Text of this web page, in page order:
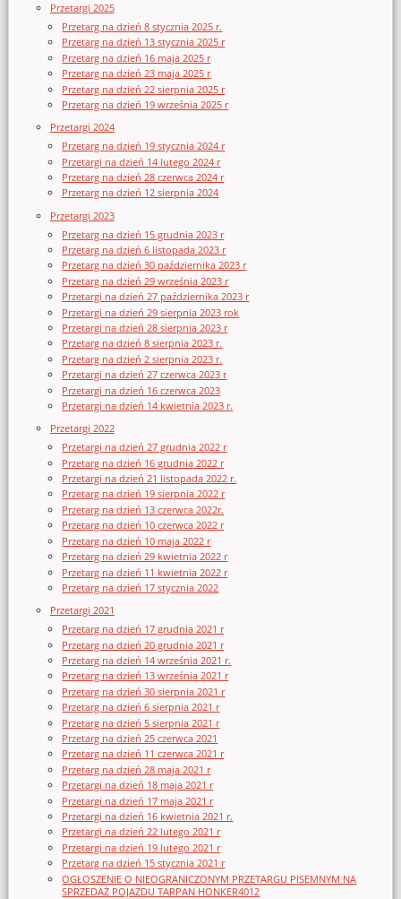
Przetargi 2025
Przetarg na dzień 8 stycznia 2025 r.
Przetarg na dzień 13 stycznia 2025 r
Przetarg na dzień 16 maja 2025 r
Przetarg na dzień 23 maja 2025 r
Przetarg na dzień 22 sierpnia 2025 r
Przetarg na dzień 19 września 2025 r
Przetargi 2024
Przetarg na dzień 19 stycznia 2024 r
Przetargi na dzień 14 lutego 2024 r
Przetarg na dzień 28 czerwca 2024 r
Przetarg na dzień 12 sierpnia 2024
Przetargi 2023
Przetarg na dzień 15 grudnia 2023 r
Przetarg na dzień 6 listopada 2023 r
Przetarg na dzień 30 października 2023 r
Przetarg na dzień 29 września 2023 r
Przetargi na dzień 27 października 2023 r
Przetargi na dzień 29 sierpnia 2023 rok
Przetargi na dzień 28 sierpnia 2023 r
Przetarg na dzień 8 sierpnia 2023 r.
Przetarg na dzień 2 sierpnia 2023 r.
Przetargi na dzień 27 czerwca 2023 r
Przetargi na dzień 16 czerwca 2023
Przetargi na dzień 14 kwietnia 2023 r.
Przetargi 2022
Przetargi na dzień 27 grudnia 2022 r
Przetarg na dzień 16 grudnia 2022 r
Przetargi na dzień 21 listopada 2022 r.
Przetarg na dzień 19 sierpnia 2022 r
Przetarg na dzień 13 czerwca 2022r.
Przetarg na dzień 10 czerwca 2022 r
Przetarg na dzień 10 maja 2022 r
Przetarg na dzień 29 kwietnia 2022 r
Przetarg na dzień 11 kwietnia 2022 r
Przetarg na dzień 17 stycznia 2022
Przetargi 2021
Przetarg na dzień 17 grudnia 2021 r
Przetarg na dzień 20 grudnia 2021 r
Przetarg na dzień 14 września 2021 r.
Przetarg na dzień 13 września 2021 r
Przetarg na dzień 30 sierpnia 2021 r
Przetarg na dzień 6 sierpnia 2021 r
Przetarg na dzień 5 sierpnia 2021 r
Przetarg na dzień 25 czerwca 2021
Przetarg na dzień 11 czerwca 2021 r
Przetarg na dzień 28 maja 2021 r
Przetargi na dzień 18 maja 2021 r
Przetargi na dzień 17 maja 2021 r
Przetargi na dzień 16 kwietnia 2021 r.
Przetargi na dzień 22 lutego 2021 r
Przetargi na dzień 19 lutego 2021 r
Przetarg na dzień 15 stycznia 2021 r
OGŁOSZENIE O NIEOGRANICZONYM PRZETARGU PISEMNYM NA
SPRZEDAŻ POJAZDU TARPAN HONKER4012